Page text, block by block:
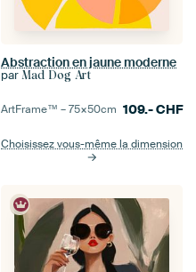
Abstraction en jaune moderne
par Mad Dog Art
ArtFrame™ –75×50cm 109.-CHF
Choisissez vous-même la dimension